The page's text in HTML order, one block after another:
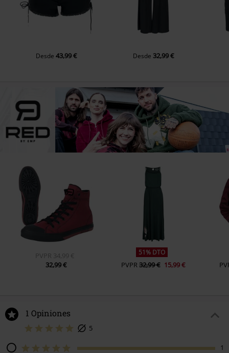
Desde 43,99 € Desde 32,99 €
PVPR 34,99 €
32,99 €
51% DTO
PVPR32,99 € 15,99 €
1 Opiniones
5
1